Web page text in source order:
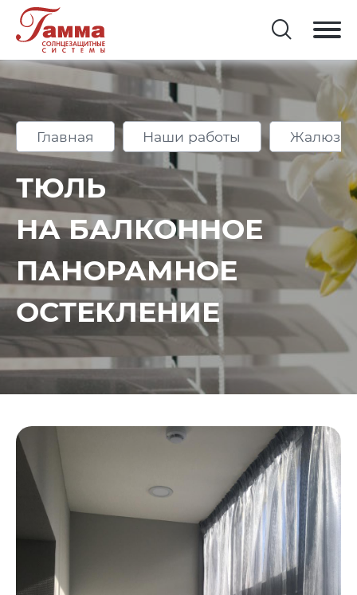
Главная Наши работы Жалюзи
ТЮЛЬ
НА БАЛКОННОЕ
ПАНОРАМНОЕ
ОСТЕКЛЕНИЕ